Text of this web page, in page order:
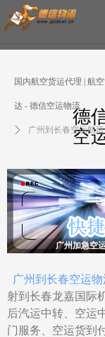
广州到长春空运物
射到长春龙嘉国际
后汽运中转、空运
门服务、空运货到
德
空
国内航空货运代理 | 航
达 - 德信空运物流
ꄲ 广州到长春空运航
广州加急空